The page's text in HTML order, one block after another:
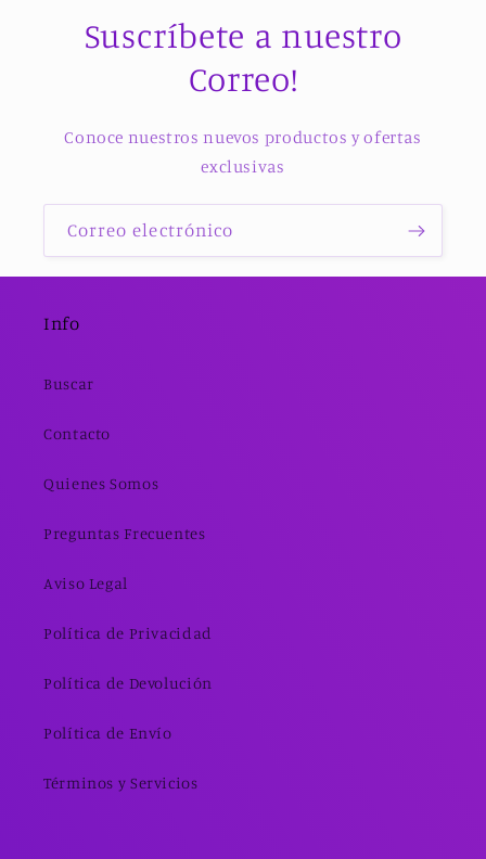
Suscríbete a nuestro
Correo!
Conoce nuestros nuevos productos y ofertas
exclusivas
Correo electrónico
Info
Buscar
Contacto
Quienes Somos
Preguntas Frecuentes
Aviso Legal
Política de Privacidad
Política de Devolución
Política de Envío
Términos y Servicios